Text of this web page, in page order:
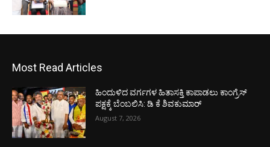
Most Read Articles
ಹಿಂದುಳಿದ ವರ್ಗಗಳ ಹಿತಾಸಕ್ತಿ ಕಾಪಾಡಲು ಕಾಂಗ್ರೆಸ್
ಪಕ್ಷಕ್ಕೆ ಬೆಂಬಲಿಸಿ: ಡಿ ಕೆ ಶಿವಕುಮಾರ್
August 7, 2026